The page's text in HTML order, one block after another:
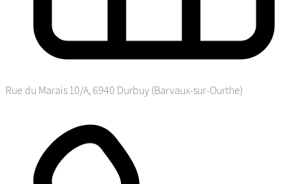
Rue du Marais 10/A, 6940 Durbuy (Barvaux-sur-Ourthe)